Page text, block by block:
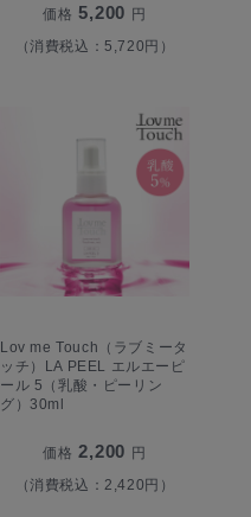
価格 5,200 円
（消費税込：5,720円）
Lov me Touch（ラブミータ
ッチ）LA PEEL エルエーピ
ール 5（乳酸・ピーリン
グ）30ml
価格 2,200 円
（消費税込：2,420円）